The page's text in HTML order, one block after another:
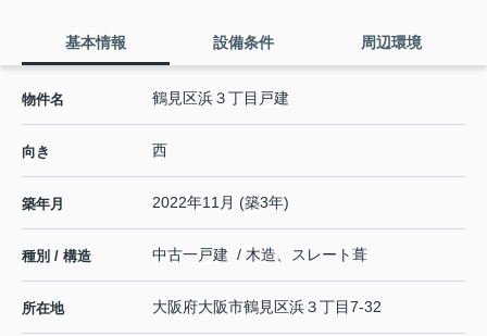
基本情報 設備条件 周辺環境
物件名 鶴見区浜３丁目戸建
向き 西
築年月 2022年11月 (築3年)
種別 / 構造 中古一戸建 / 木造、スレート葺
所在地 大阪府大阪市鶴見区浜３丁目7-32